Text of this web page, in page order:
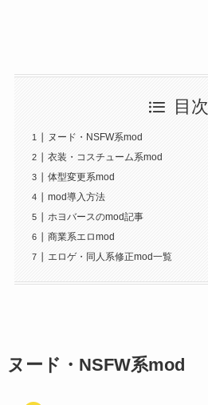
目次
ヌード・NSFW系mod
衣装・コスチューム系mod
体型変更系mod
mod導入方法
ホヨバースのmod記事
商業系エロmod
エロゲ・同人系修正mod一覧
ヌード・NSFW系mod